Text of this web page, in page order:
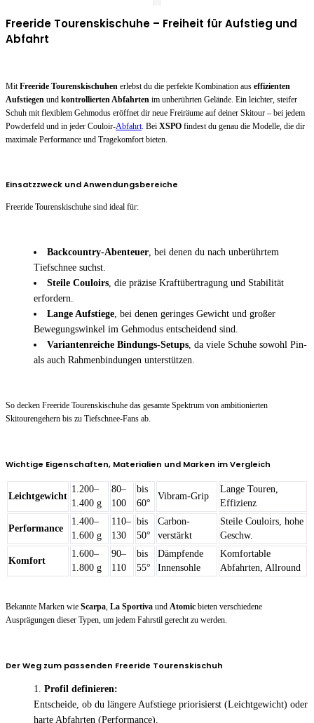
Freeride Tourenskischuhe – Freiheit für Aufstieg und
Abfahrt
MitFreeride Tourenskischuhen erlebst du die perfekte Kombination aus effizienten
Aufstiegen und kontrollierten Abfahrten im unberührten Gelände. Ein leichter, steifer
Schuh mit flexiblem Gehmodus eröffnet dir neue Freiräume auf deiner Skitour – bei jedem
Powderfeld und in jeder Couloir-Abfahrt. Bei XSPO findest du genau die Modelle, die dir
maximale Performance und Tragekomfort bieten.
Einsatzzweck und Anwendungsbereiche
Freeride Tourenskischuhe sind ideal für:
Backcountry-Abenteuer, bei denen du nach unberührtem
Tiefschnee suchst.
Steile Couloirs, die präzise Kraftübertragung und Stabilität
erfordern.
Lange Aufstiege, bei denen geringes Gewicht und großer
Bewegungswinkel im Gehmodus entscheidend sind.
Variantenreiche Bindungs-Setups, da viele Schuhe sowohl Pin-
als auch Rahmenbindungen unterstützen.
So decken Freeride Tourenskischuhe das gesamte Spektrum von ambitionierten
Skitourengehern bis zu Tiefschnee-Fans ab.
Wichtige Eigenschaften, Materialien und Marken im Vergleich
Leichtgewicht
1.200–
1.400 g
80–
100
bis
60°
Vibram-Grip
Lange Touren,
Effizienz
Performance
1.400–
1.600 g
110–
130
bis
50°
Carbon-
verstärkt
Steile Couloirs, hohe
Geschw.
Komfort
1.600–
1.800 g
90–
110
bis
55°
Dämpfende
Innensohle
Komfortable
Abfahrten, Allround
Bekannte Marken wie Scarpa, La Sportiva und Atomic bieten verschiedene
Ausprägungen dieser Typen, um jedem Fahrstil gerecht zu werden.
Der Weg zum passenden Freeride Tourenskischuh
Profil definieren:
Entscheide, ob du längere Aufstiege priorisierst (Leichtgewicht) oder
harte Abfahrten (Performance).